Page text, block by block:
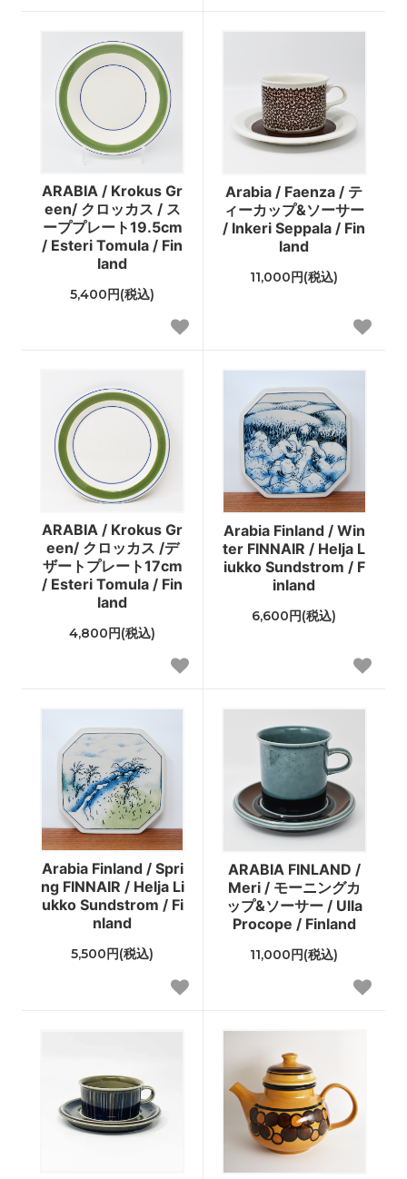
ARABIA / Krokus Gr
een/ クロッカス / ス
ーププレート19.5cm
/ Esteri Tomula / Fin
land
5,400円(税込)
Arabia / Faenza / テ
ィーカップ&ソーサー
/ Inkeri Seppala / Fin
land
11,000円(税込)
ARABIA / Krokus Gr
een/ クロッカス /デ
ザートプレート17cm
/ Esteri Tomula / Fin
land
4,800円(税込)
Arabia Finland / Win
ter FINNAIR / Helja L
iukko Sundstrom / F
inland
6,600円(税込)
Arabia Finland / Spri
ng FINNAIR / Helja Li
ukko Sundstrom / Fi
nland
5,500円(税込)
ARABIA FINLAND /
Meri / モーニングカ
ップ&ソーサー / Ulla
Procope / Finland
11,000円(税込)